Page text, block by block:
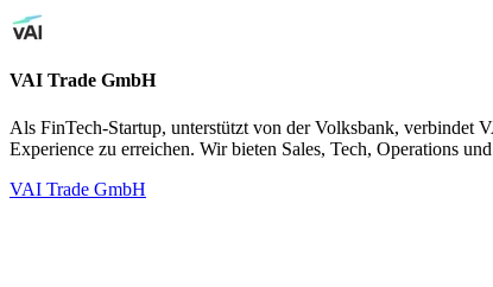
VAI Trade GmbH
Als FinTech-Startup, unterstützt von der Volksbank, verbindet
Experience zu erreichen. Wir bieten Sales, Tech, Operations
VAI Trade GmbH